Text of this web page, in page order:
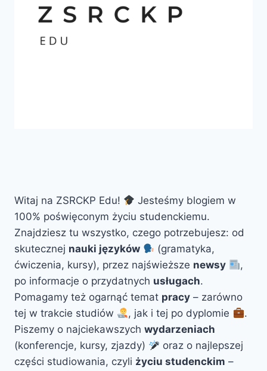
Witaj na ZSRCKP Edu!
Jesteśmy blogiem w
100% poświęconym życiu studenckiemu.
Znajdziesz tu wszystko, czego potrzebujesz: od
skutecznej nauki języków
(gramatyka,
ćwiczenia, kursy), przez najświeższe newsy
,
po informacje o przydatnych usługach.
Pomagamy też ogarnąć temat pracy – zarówno
tej w trakcie studiów
, jak i tej po dyplomie
.
Piszemy o najciekawszych wydarzeniach
(konferencje, kursy, zjazdy)
oraz o najlepszej
części studiowania, czyli życiu studenckim –